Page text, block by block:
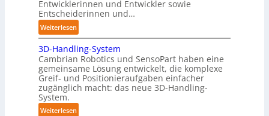
r
i
c
h
:
T
r
e
f
f
p
Entwicklerinnen und Entwickler sowie
Entscheiderinnen und…
Weiterlesen:
A
u
t
o
m
t
3D-Handling-System
Cambrian Robotics und SensoPart haben eine
gemeinsame Lösung entwickelt, die komplexe
Greif- und Positionieraufgaben einfacher
zugänglich macht: das neue 3D-Handling-
System.
Weiterlesen: